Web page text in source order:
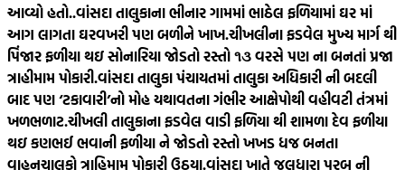
આવ્યો હતો..વાંસદા તાલુકાના ભીનાર ગામમાં ભાઠેલ ફળિયામાં ઘર માં
આગ લાગતા ઘરવખરી પણ બળીને ખાખ.ચીખલીના ફડવેલ મુખ્ય માર્ગ થી
પિંજાર ફળીયા થઇ સોનારિયા જોડતો રસ્તો ૧૩ વરસે પણ ના બનતાં પ્રજા
ત્રાહીમામ પોકારી.વાંસદા તાલુકા પંચાયતમાં તાલુકા અધિકારી ની બદલી
બાદ પણ ‘ટકાવારી’નો મોહ યથાવતના ગંભીર આક્ષેપોથી વહીવટી તંત્રમાં
ખળભળાટ.ચીખલી તાલુકાના ફડવેલ વાડી ફળિયા થી શામળા દેવ ફળીયા
થઇ કણભઈ ભવાની ફળીયા ને જોડતો રસ્તો ખખડ ધજ બનતા
વાહનચાલકો ત્રાહિમામ પોકારી ઉઠયા.વાંસદા ખાતે જલધારા પરબ ની